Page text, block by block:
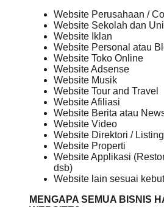
Website Perusahaan /
Website Sekolah dan
Website Iklan
Website Personal atau
Website Toko Online
Website Adsense
Website Musik
Website Tour and Travel
Website Afiliasi
Website Berita atau
Website Video
Website Direktori / Listing
Website Properti
Website Applikasi
dsb)
Website lain sesuai
MENGAPA SEMUA BISNIS